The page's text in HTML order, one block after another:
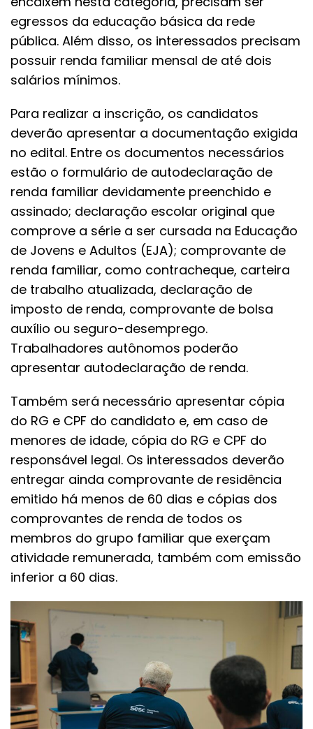
egressos da educação básica da rede
pública. Além disso, os interessados precisam
possuir renda familiar mensal de até dois
salários mínimos.
Para realizar a inscrição, os candidatos
deverão apresentar a documentação exigida
no edital. Entre os documentos necessários
estão o formulário de autodeclaração de
renda familiar devidamente preenchido e
assinado; declaração escolar original que
comprove a série a ser cursada na Educação
de Jovens e Adultos (EJA); comprovante de
renda familiar, como contracheque, carteira
de trabalho atualizada, declaração de
imposto de renda, comprovante de bolsa
auxílio ou seguro-desemprego.
Trabalhadores autônomos poderão
apresentar autodeclaração de renda.
Também será necessário apresentar cópia
do RG e CPF do candidato e, em caso de
menores de idade, cópia do RG e CPF do
responsável legal. Os interessados deverão
entregar ainda comprovante de residência
emitido há menos de 60 dias e cópias dos
comprovantes de renda de todos os
membros do grupo familiar que exerçam
atividade remunerada, também com emissão
inferior a 60 dias.